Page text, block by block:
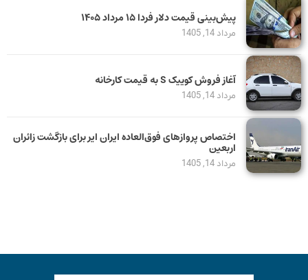
پیش‌بینی قیمت دلار فردا ۱۵ مرداد ۱۴۰۵
مرداد 14, 1405
آغاز فروش کوییک S به قیمت کارخانه
مرداد 14, 1405
اختصاص پروازهای فوق‌العاده ایران ایر برای بازگشت زائران
اربعین
مرداد 14, 1405